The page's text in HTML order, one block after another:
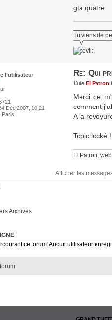
gta quatre.
Tu viens de
¯¯\/
Re: Qui
de El Patron
Merci de
comment
A la
Topic locké !
El Patron,
Déc 2007, 10:21
Paris
Afficher les
Archives
ce forum: Aucun utilisateur